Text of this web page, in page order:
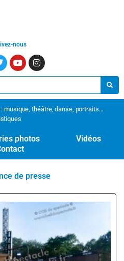
nous
musique, théâtre, danse, portraits…
photos
Vidéos
de presse